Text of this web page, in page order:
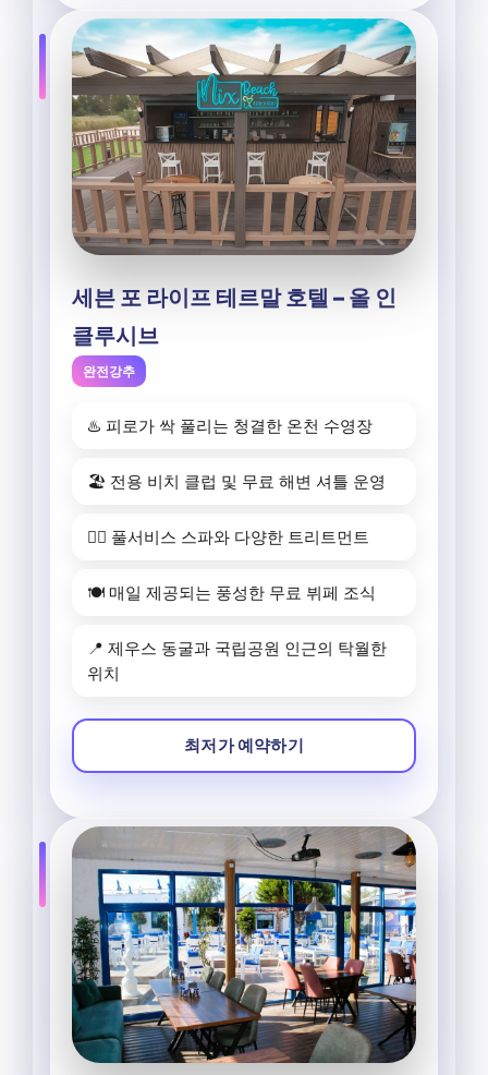
세븐 포 라이프 테르말 호텔 – 올 인
클루시브
완전강추
♨️ 피로가 싹 풀리는 청결한 온천 수영장
🏖️ 전용 비치 클럽 및 무료 해변 셔틀 운영
💆‍♀️ 풀서비스 스파와 다양한 트리트먼트
🍽️ 매일 제공되는 풍성한 무료 뷔페 조식
📍 제우스 동굴과 국립공원 인근의 탁월한
위치
최저가 예약하기